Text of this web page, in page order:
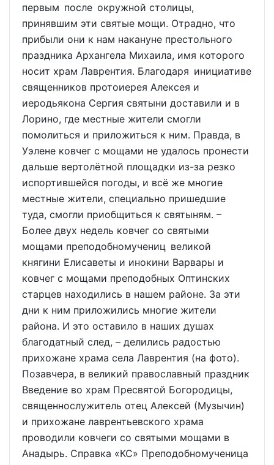
первым после окружной столицы,
принявшим эти святые мощи. Отрадно, что
прибыли они к нам накануне престольного
праздника Архангела Михаила, имя которого
носит храм Лаврентия. Благодаря инициативе
священников протоиерея Алексея и
иеродьякона Сергия святыни доставили и в
Лорино, где местные жители смогли
помолиться и приложиться к ним. Правда, в
Уэлене ковчег с мощами не удалось пронести
дальше вертолётной площадки из-за резко
испортившейся погоды, и всё же многие
местные жители, специально пришедшие
туда, смогли приобщиться к святыням. –
Более двух недель ковчег со святыми
мощами преподобномучениц великой
княгини Елисаветы и инокини Варвары и
ковчег с мощами преподобных Оптинских
старцев находились в нашем районе. За эти
дни к ним приложились многие жители
района. И это оставило в наших душах
благодатный след, – делились радостью
прихожане храма села Лаврентия (на фото).
Позавчера, в великий православный праздник
Введение во храм Пресвятой Богородицы,
священнослужитель отец Алексей (Музычин)
и прихожане лаврентьевского храма
проводили ковчеги со святыми мощами в
Анадырь. Справка «КС» Преподобномученица